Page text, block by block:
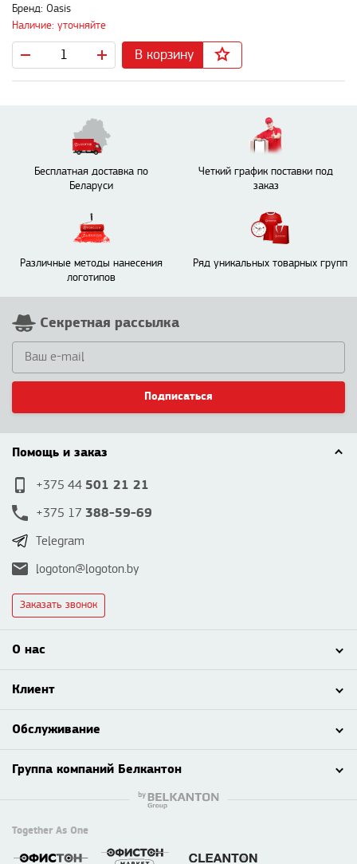
Бренд: Oasis
Наличие: уточняйте
В корзину
Бесплатная доставка по
Беларуси
Четкий график поставки под
заказ
Различные методы нанесения
логотипов
Ряд уникальных товарных групп
Секретная рассылка
Подписаться
Помощь и заказ
+375 44 501 21 21
+375 17 388-59-69
Telegram
logoton@logoton.by
Заказать звонок
О нас
Клиент
Обслуживание
Группа компаний Белкантон
Together As One